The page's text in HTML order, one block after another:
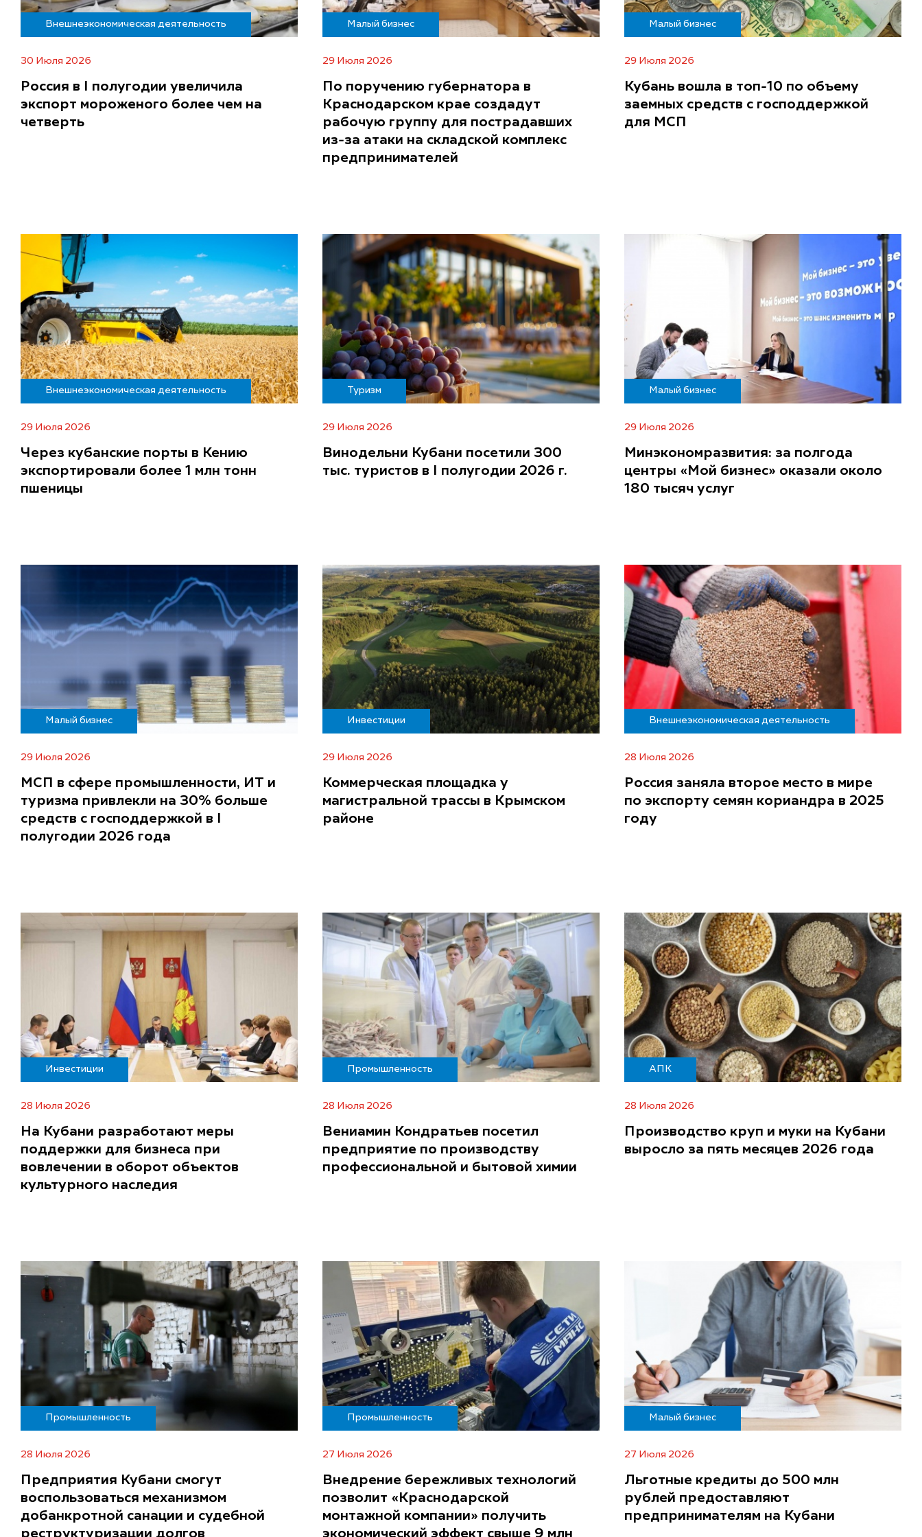
Внешнеэкономическая деятельность
30 Июля 2026
Россия в I полугодии увеличила
экспорт мороженого более чем на
четверть
Малый бизнес
29 Июля 2026
По поручению губернатора в
Краснодарском крае создадут
рабочую группу для пострадавших
из-за атаки на складской комплекс
предпринимателей
Малый бизнес
29 Июля 2026
Кубань вошла в топ-10 по объему
заемных средств с господдержкой
для МСП
Внешнеэкономическая деятельность
29 Июля 2026
Через кубанские порты в Кению
экспортировали более 1 млн тонн
пшеницы
Туризм
29 Июля 2026
Винодельни Кубани посетили 300
тыс. туристов в I полугодии 2026 г.
Малый бизнес
29 Июля 2026
Минэкономразвития: за полгода
центры «Мой бизнес» оказали около
180 тысяч услуг
Малый бизнес
29 Июля 2026
МСП в сфере промышленности, ИТ и
туризма привлекли на 30% больше
средств с господдержкой в I
полугодии 2026 года
Инвестиции
29 Июля 2026
Коммерческая площадка у
магистральной трассы в Крымском
районе
Внешнеэкономическая деятельность
28 Июля 2026
Россия заняла второе место в мире
по экспорту семян кориандра в 2025
году
Инвестиции
28 Июля 2026
На Кубани разработают меры
поддержки для бизнеса при
вовлечении в оборот объектов
культурного наследия
Промышленность
28 Июля 2026
Вениамин Кондратьев посетил
предприятие по производству
профессиональной и бытовой химии
АПК
28 Июля 2026
Производство круп и муки на Кубани
выросло за пять месяцев 2026 года
Промышленность
28 Июля 2026
Предприятия Кубани смогут
воспользоваться механизмом
добанкротной санации и судебной
реструктуризации долгов
Промышленность
27 Июля 2026
Внедрение бережливых технологий
позволит «Краснодарской
монтажной компании» получить
экономический эффект свыше 9 млн
Малый бизнес
27 Июля 2026
Льготные кредиты до 500 млн
рублей предоставляют
предпринимателям на Кубани